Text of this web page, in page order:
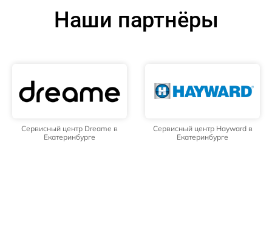
Наши партнёры
Сервисный центр Dreame в
Екатеринбурге
Сервисный центр Hayward в
Екатеринбурге